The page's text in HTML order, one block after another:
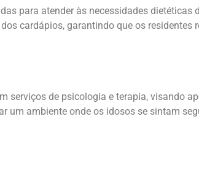
para atender às necessidades dietéticas
cardápios, garantindo que os
de psicologia e terapia, visando
ambiente onde os idosos se sintam